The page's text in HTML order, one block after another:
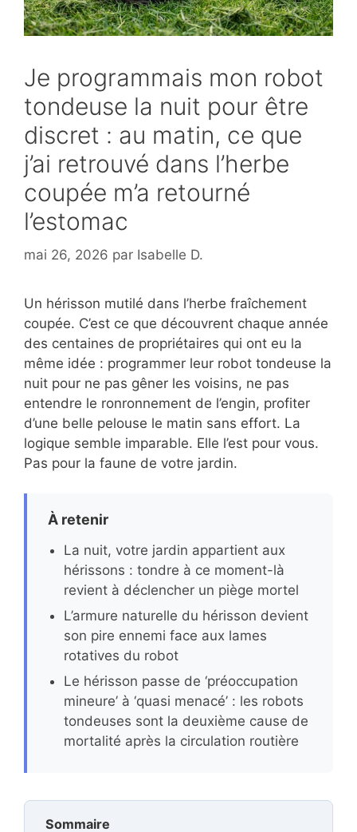
Je programmais mon robot
tondeuse la nuit pour être
discret : au matin, ce que
j’ai retrouvé dans l’herbe
coupée m’a retourné
l’estomac
mai 26, 2026 par Isabelle D.
Un hérisson mutilé dans l’herbe fraîchement
coupée. C’est ce que découvrent chaque année
des centaines de propriétaires qui ont eu la
même idée : programmer leur robot tondeuse la
nuit pour ne pas gêner les voisins, ne pas
entendre le ronronnement de l’engin, profiter
d’une belle pelouse le matin sans effort. La
logique semble imparable. Elle l’est pour vous.
Pas pour la faune de votre jardin.
À retenir
La nuit, votre jardin appartient aux
hérissons : tondre à ce moment-là
revient à déclencher un piège mortel
L’armure naturelle du hérisson devient
son pire ennemi face aux lames
rotatives du robot
Le hérisson passe de ‘préoccupation
mineure’ à ‘quasi menacé’ : les robots
tondeuses sont la deuxième cause de
mortalité après la circulation routière
Sommaire